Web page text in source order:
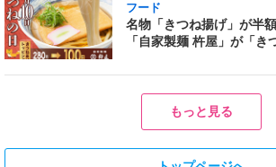
フード
名物「きつね揚げ」が半
「自家製麺 杵屋」が「き
もっと見る